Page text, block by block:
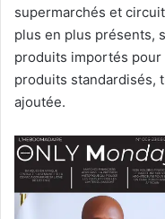
supermarchés et
plus en plus présents,
produits importés pour
produits standardisés,
ajoutée.